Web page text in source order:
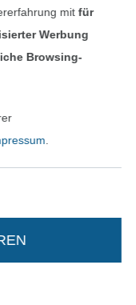
Français
den
mitfür
Werbung
Browsing-